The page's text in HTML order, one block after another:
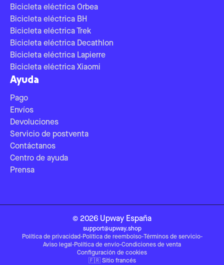
Bicicleta eléctrica Orbea
Bicicleta eléctrica BH
Bicicleta eléctrica Trek
Bicicleta eléctrica Decathlon
Bicicleta eléctrica Lapierre
Bicicleta eléctrica Xiaomi
Ayuda
Pago
Envíos
Devoluciones
Servicio de postventa
Contáctanos
Centro de ayuda
Prensa
© 2026 Upway España
support@upway.shop
Política de privacidad-Política de reembolso-Términos de servicio-
Aviso legal -Política de envío-Condiciones de venta
Configuración de cookies
🇫🇷 Sitio francés